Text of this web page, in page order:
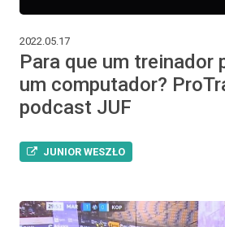
2022.05.17
Para que um treinador
um computador?
podcast JUF
JUNIOR WESZŁO